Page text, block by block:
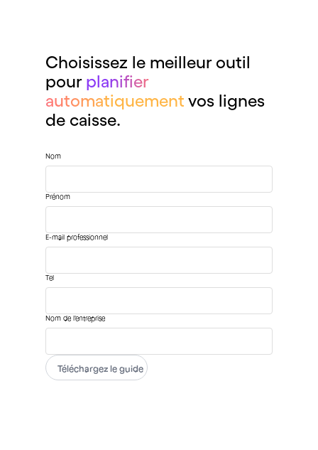
Choisissez le meilleur outil
pour planifier
automatiquement vos lignes
de caisse.
Nom
Prénom
E-mail professionnel
Tel
Nom de l'entreprise